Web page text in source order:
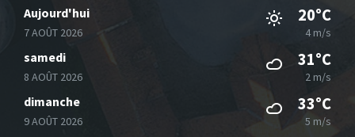
Aujourd'hui
7 AOÛT 2026
20°C
4 m/s
samedi
8 AOÛT 2026
31°C
2 m/s
dimanche
9 AOÛT 2026
33°C
5 m/s